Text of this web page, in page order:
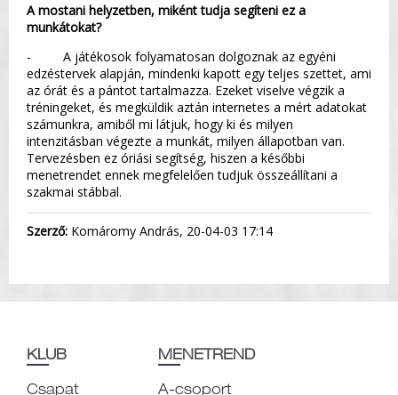
A mostani helyzetben, miként tudja segíteni ez a
munkátokat?
- A játékosok folyamatosan dolgoznak az egyéni
edzéstervek alapján, mindenki kapott egy teljes szettet, ami
az órát és a pántot tartalmazza. Ezeket viselve végzik a
tréningeket, és megküldik aztán internetes a mért adatokat
számunkra, amiből mi látjuk, hogy ki és milyen
intenzitásban végezte a munkát, milyen állapotban van.
Tervezésben ez óriási segítség, hiszen a későbbi
menetrendet ennek megfelelően tudjuk összeállítani a
szakmai stábbal.
Szerző: Komáromy András, 20-04-03 17:14
KLUB
Csapat
MENETREND
A-csoport